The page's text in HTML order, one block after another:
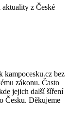
aktuality z České
kampocesku.cz bez
zákonu. Často
jejich další šíření
Česku. Děkujeme